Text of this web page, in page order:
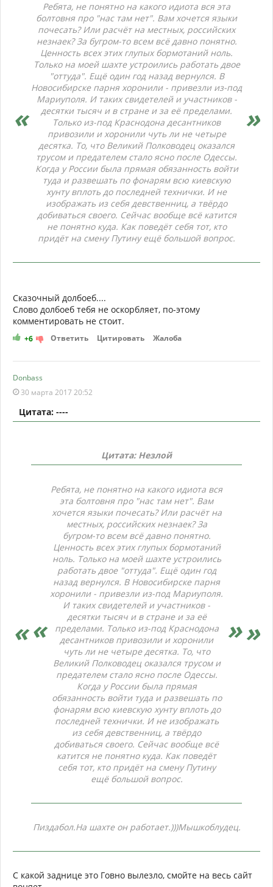
Ребята, не понятно на какого идиота вся эта
болтовня про "нас там нет". Вам хочется языки
почесать? Или расчёт на местных, российских
незнаек? За бугром-то всем всё давно понятно.
Ценность всех этих глупых бормотаний ноль.
Только на моей шахте устроились работать двое
"оттуда". Ещё один год назад вернулся. В
Новосибирске парня хоронили - привезли из-под
Мариуполя. И таких свидетелей и участников -
десятки тысяч и в стране и за её пределами.
Только из-под Краснодона десантников
привозили и хоронили чуть ли не четыре
десятка. То, что Великий Полководец оказался
трусом и предателем стало ясно после Одессы.
Когда у России была прямая обязанность войти
туда и развешать по фонарям всю киевскую
хунту вплоть до последней технички. И не
изображать из себя девственниц, а твёрдо
добиваться своего. Сейчас вообще всё катится
не понятно куда. Как поведёт себя тот, кто
придёт на смену Путину ещё большой вопрос.
Сказочный долбоеб....
Слово долбоеб тебя не оскорбляет, по-этому
комментировать не стоит.
+6 Ответить Цитировать Жалоба
Donbass
30 марта 2017 20:52
Цитата: ----
Цитата: Незлой
Ребята, не понятно на какого идиота вся
эта болтовня про "нас там нет". Вам
хочется языки почесать? Или расчёт на
местных, российских незнаек? За
бугром-то всем всё давно понятно.
Ценность всех этих глупых бормотаний
ноль. Только на моей шахте устроились
работать двое "оттуда". Ещё один год
назад вернулся. В Новосибирске парня
хоронили - привезли из-под Мариуполя.
И таких свидетелей и участников -
десятки тысяч и в стране и за её
пределами. Только из-под Краснодона
десантников привозили и хоронили
чуть ли не четыре десятка. То, что
Великий Полководец оказался трусом и
предателем стало ясно после Одессы.
Когда у России была прямая
обязанность войти туда и развешать по
фонарям всю киевскую хунту вплоть до
последней технички. И не изображать
из себя девственниц, а твёрдо
добиваться своего. Сейчас вообще всё
катится не понятно куда. Как поведёт
себя тот, кто придёт на смену Путину
ещё большой вопрос.
Пиздабол.На шахте он работает.)))Мышкоблудец.
С какой заднице это Говно вылезло, смойте на весь сайт